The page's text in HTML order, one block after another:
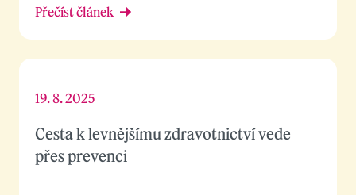
Přečíst článek
Cesta k levnějšímu zdravotnictví vede
přes prevenci
19. 8. 2025